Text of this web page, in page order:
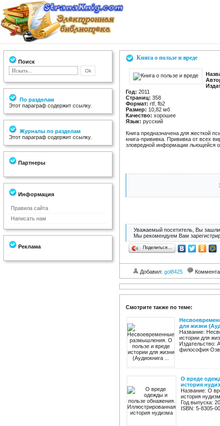
Поиск
По разделам
Этот параграф содержит ссылку.
Журналы по разделам
Этот параграф содержит ссылку.
Партнеры
Информация
Правила сайта
Написать нам
Реклама
Книга о пользе и вреде
Год: 2011
Страниц: 358
Формат: rtf, fb2
Размер: 10,82 мб
Качество: хорошее
Язык: русский
Книга предназначена для жесткой
книга-прививка. Прививка от всех
зловредной информации льющейся
Уважаемый посетитель, Вы зашли
Мы рекомендуем Вам
Поделиться…
Добавил: gol8425
Смотрите также по теме:
для жизни
Название:
истории для
Издательство:
философия
О вреде
история
Название: О
история
Год выпуска:
ISBN: 5-8305-